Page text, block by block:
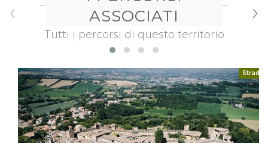
ASSOCIATI
Tutti i percorsi di questo territorio
Strada
‹ ›